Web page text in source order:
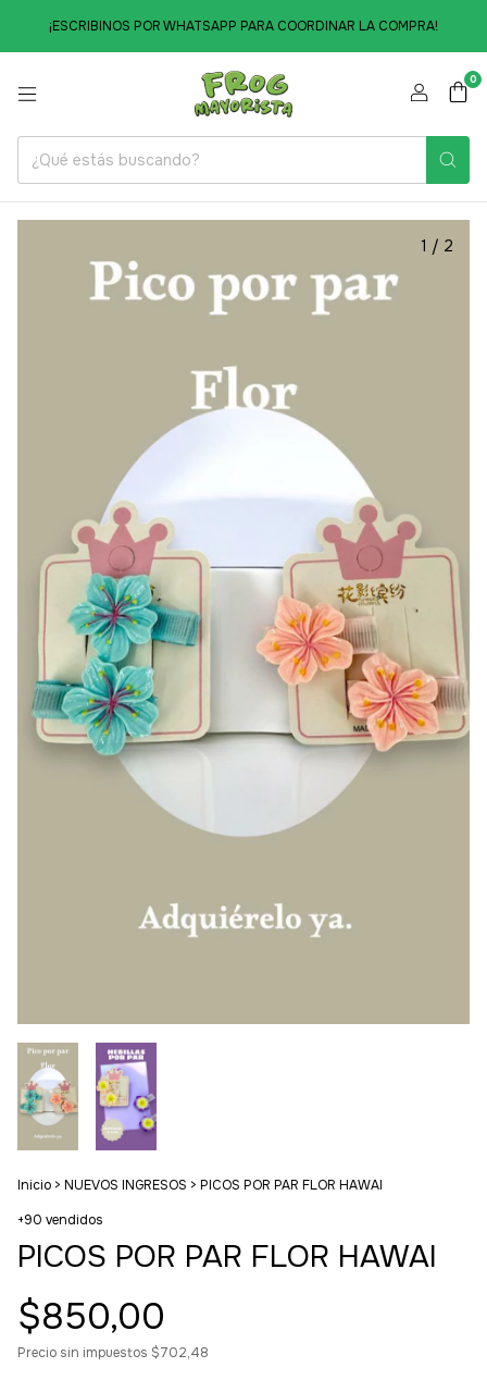
¡ESCRIBINOS POR WHATSAPP PARA COORDINAR LA COMPRA!
0
1 / 2
Inicio > NUEVOS INGRESOS > PICOS POR PAR FLOR HAWAI
+90 vendidos
PICOS POR PAR FLOR HAWAI
$850,00
Precio sin impuestos $702,48